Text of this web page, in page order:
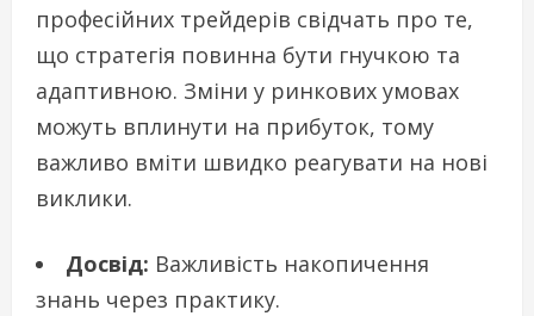
професійних трейдерів свідчать про те,
що стратегія повинна бути гнучкою та
адаптивною. Зміни у ринкових умовах
можуть вплинути на прибуток, тому
важливо вміти швидко реагувати на нові
виклики.
Досвід: Важливість накопичення
знань через практику.